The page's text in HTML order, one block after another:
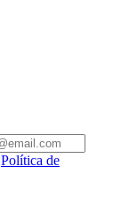
Política de